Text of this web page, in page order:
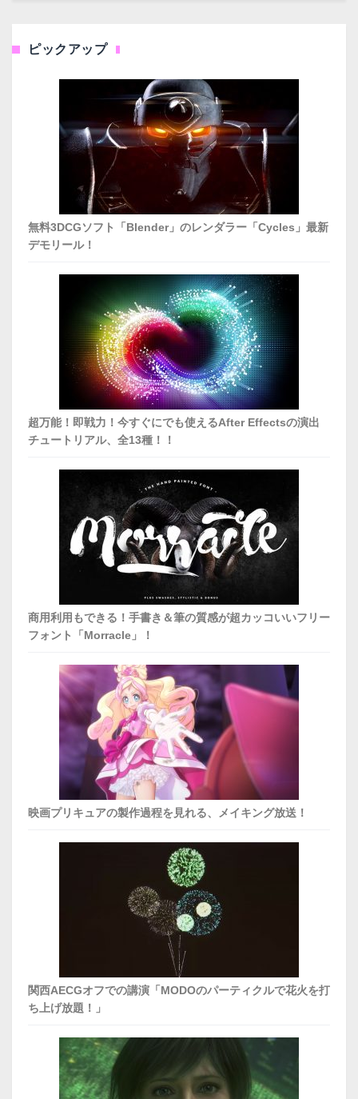
ピックアップ
無料3DCGソフト「Blender」のレンダラー「Cycles」最新
デモリール！
超万能！即戦力！今すぐにでも使えるAfter Effectsの演出
チュートリアル、全13種！！
商用利用もできる！手書き＆筆の質感が超カッコいいフリー
フォント「Morracle」！
映画プリキュアの製作過程を見れる、メイキング放送！
関西AECGオフでの講演「MODOのパーティクルで花火を打
ち上げ放題！」